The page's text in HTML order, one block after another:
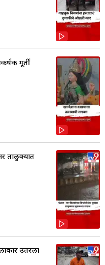
मूर्ती
तालुक्यात
उतरला